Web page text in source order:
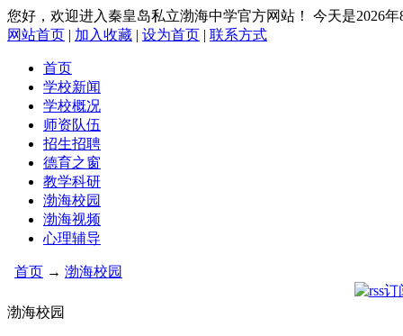
您好，欢迎进入秦皇岛私立渤海中学官方网站！ 今天是2026
网站首页 | 加入收藏 | 设为首页 | 联系方式
首页
学校新闻
学校概况
师资队伍
招生招聘
德育之窗
教学科研
渤海校园
渤海视频
心理辅导
首页 → 渤海校园
渤海校园